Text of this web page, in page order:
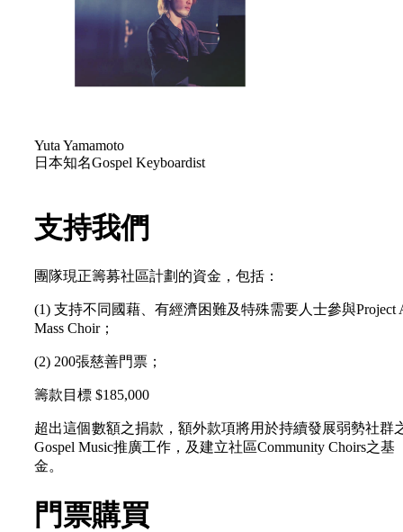
Yuta Yamamoto
日本知名Gospel Keyboardist
支持我們
團隊現正籌募社區計劃的資金，包括：
(1) 支持不同國藉、有經濟困難及特殊需要人士參與Project
Mass Choir；
(2) 200張慈善門票；
籌款目標 $185,000
超出這個數額之捐款，額外款項將用於持續發展弱勢社群
Gospel Music推廣工作，及建立社區Community Choirs之基
金。
門票購買